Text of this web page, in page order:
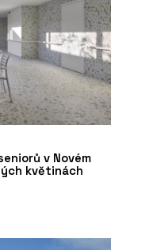
v Novém
květinách